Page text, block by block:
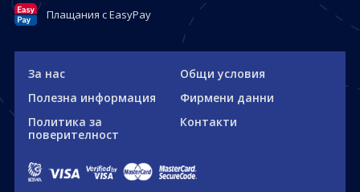
Плащания с EasyPay
За нас
Общи условия
Полезна информация
Фирмени данни
Политика за
поверителност
Контакти